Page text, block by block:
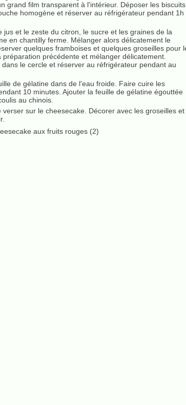
grand film transparent à l'intérieur. Déposer les biscuits
homogène et réserver au réfrigérateur pendant 1h
jus et le zeste du citron, le sucre et les graines de la
en chantilly ferme. Mélanger alors délicatement le
quelques framboises et quelques groseilles pour
précédente et mélanger délicatement.
le cercle et réserver au réfrigérateur pendant au
de gélatine dans de l'eau froide. Faire cuire les
10 minutes. Ajouter la feuille de gélatine égouttée
au chinois.
sur le cheesecake. Décorer avec les groseilles et